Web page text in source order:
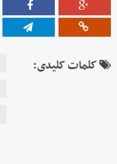
کلمات کلیدی: